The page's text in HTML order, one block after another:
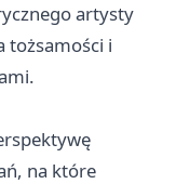
artysty
tożsamości i
na które